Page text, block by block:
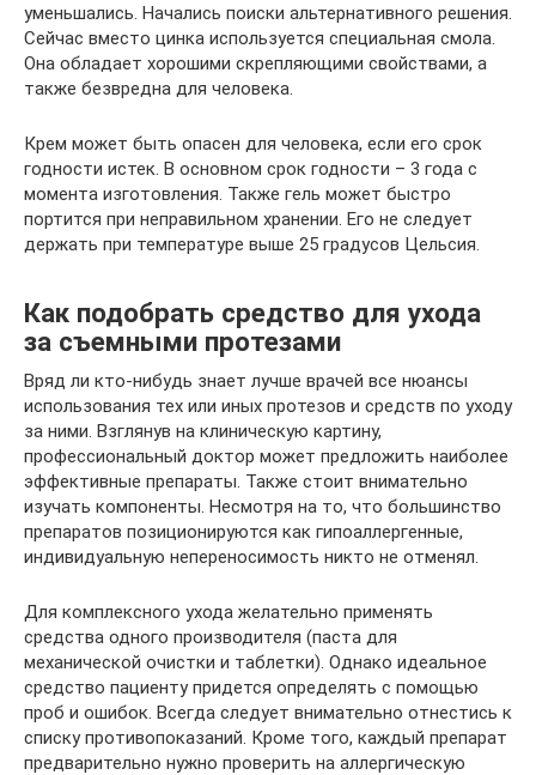
уменьшались. Начались поиски альтернативного решения.
Сейчас вместо цинка используется специальная смола.
Она обладает хорошими скрепляющими свойствами, а
также безвредна для человека.
Крем может быть опасен для человека, если его срок
годности истек. В основном срок годности – 3 года с
момента изготовления. Также гель может быстро
портится при неправильном хранении. Его не следует
держать при температуре выше 25 градусов Цельсия.
Как подобрать средство для ухода
за съемными протезами
Вряд ли кто-нибудь знает лучше врачей все нюансы
использования тех или иных протезов и средств по уходу
за ними. Взглянув на клиническую картину,
профессиональный доктор может предложить наиболее
эффективные препараты. Также стоит внимательно
изучать компоненты. Несмотря на то, что большинство
препаратов позиционируются как гипоаллергенные,
индивидуальную непереносимость никто не отменял.
Для комплексного ухода желательно применять
средства одного производителя (паста для
механической очистки и таблетки). Однако идеальное
средство пациенту придется определять с помощью
проб и ошибок. Всегда следует внимательно отнестись к
списку противопоказаний. Кроме того, каждый препарат
предварительно нужно проверить на аллергическую